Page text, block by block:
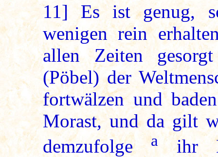
11] Es ist genug,
wenigen rein
allen Zeiten
(Pöbel) der
fortwälzen und
Morast, und da gilt
demzufolgea ihr